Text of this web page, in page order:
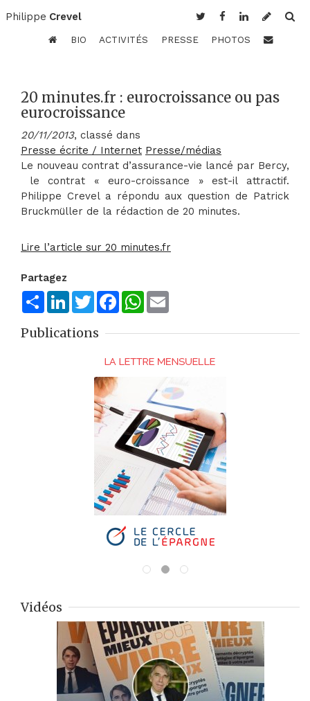
Philippe Crevel
BIO ACTIVITÉS PRESSE PHOTOS
20 minutes.fr : eurocroissance ou pas
eurocroissance
20/11/2013, classé dans
Presse écrite / Internet Presse/médias
Le nouveau contrat d’assurance-vie lancé par Bercy,
le contrat « euro-croissance » est-il attractif.
Philippe Crevel a répondu aux question de Patrick
Bruckmüller de la rédaction de 20 minutes.
Lire l’article sur 20 minutes.fr
Partagez
ShareLinkedInTwitterFacebookWhatsApp
Publications
Vidéos